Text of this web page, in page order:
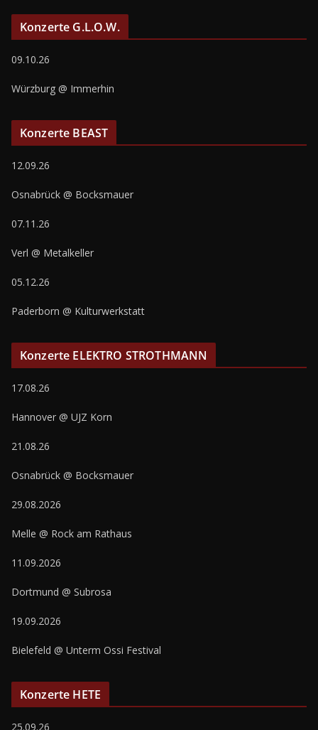
Konzerte G.L.O.W.
09.10.26
Würzburg @ Immerhin
Konzerte BEAST
12.09.26
Osnabrück @ Bocksmauer
07.11.26
Verl @ Metalkeller
05.12.26
Paderborn @ Kulturwerkstatt
Konzerte ELEKTRO STROTHMANN
17.08.26
Hannover @ UJZ Korn
21.08.26
Osnabrück @ Bocksmauer
29.08.2026
Melle @ Rock am Rathaus
11.09.2026
Dortmund @ Subrosa
19.09.2026
Bielefeld @ Unterm Ossi Festival
Konzerte HETE
25.09.26